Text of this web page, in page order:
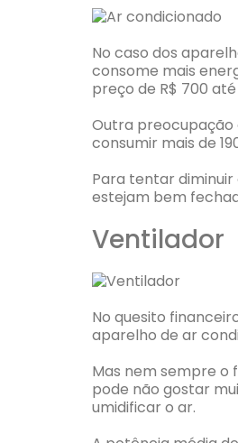
No caso dos
consome mais
preço de R$ 700
Outra preocupação
consumir mais de
Para tentar
estejam bem
Ventilador
No quesito
aparelho de ar
Mas nem sempre o
pode não gostar
umidificar o ar.